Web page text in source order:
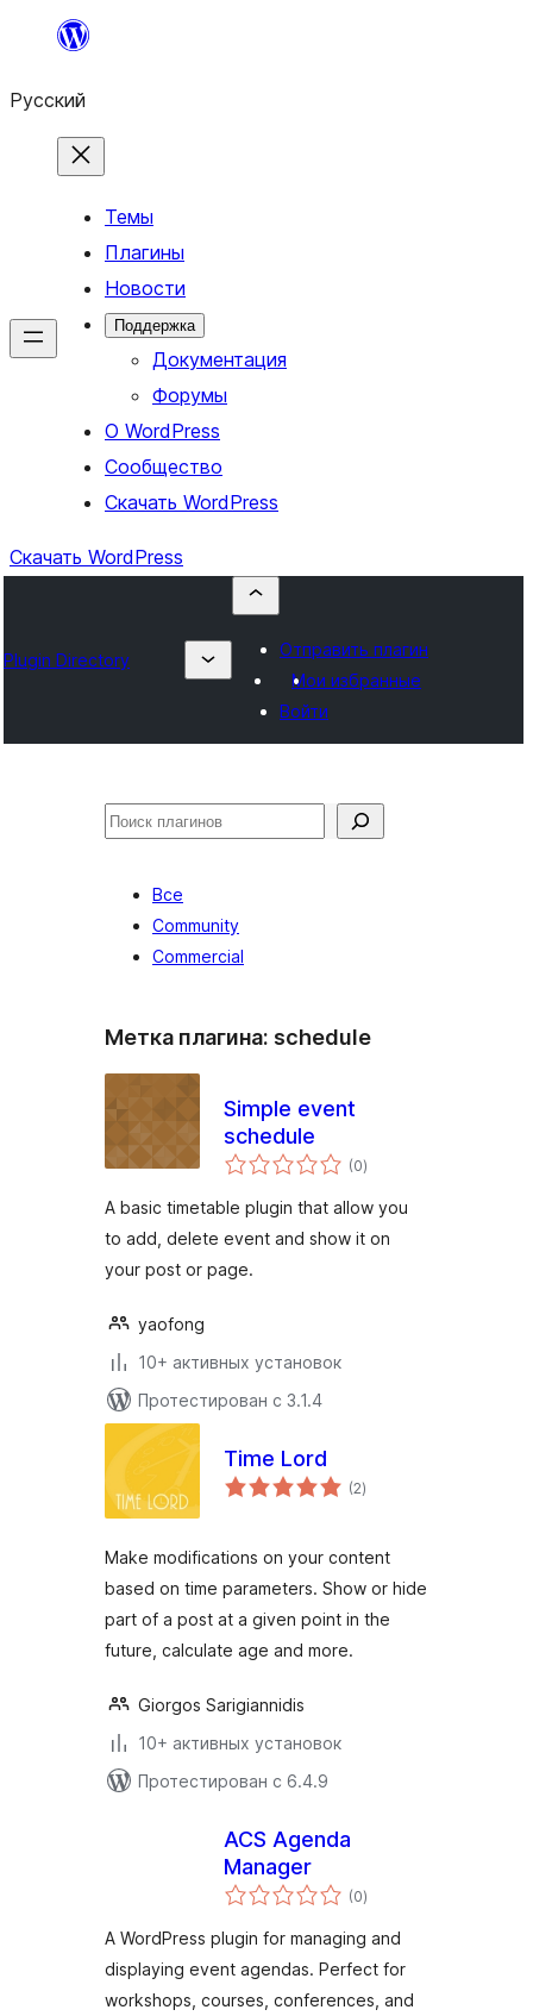
Перейти
содержимому
Русский
Темы
Плагины
Новости
Поддержка
Документация
Форумы
О WordPress
Сообщество
Скачать WordPress
Скачать WordPress
Plugin Directory
Отправить плагин
Мои избранные
Войти
Поиск
Все
Community
Commercial
Метка плагина: schedule
Simple event
schedule
(0общий
рейтинг
)
A basic timetable plugin that allow you
to add, delete event and show it on
your post or page.
yaofong
10+ активных установок
Протестирован с 3.1.4
Time Lord
(2общий
рейтинг
)
Make modifications on your content
based on time parameters. Show or hide
part of a post at a given point in the
future, calculate age and more.
Giorgos Sarigiannidis
10+ активных установок
Протестирован с 6.4.9
ACS Agenda
Manager
(0общий
рейтинг
)
A WordPress plugin for managing and
displaying event agendas. Perfect for
workshops, courses, conferences, and